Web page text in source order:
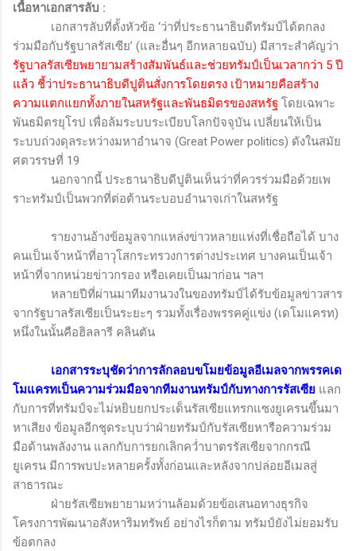
เนื้อหาเอกสารลับ :
เอกสารลับที่ตั้งหัวข้อ ‘ว่าที่ประธานาธิบดีทรัมป์ได้ตกลง
ร่วมมือกับรัฐบาลรัสเซีย’ (และอื่นๆ อีกหลายฉบับ) มีสาระสำคัญว่า
รัฐบาลรัสเซียพยายามสร้างสัมพันธ์และช่วยทรัมป์เป็นเวลากว่า 5 ปี
แล้ว ชี้ว่าประธานาธิบดีปูตินสั่งการโดยตรง เป้าหมายคือสร้าง
ความแตกแยกทั้งภายในสหรัฐและพันธมิตรของสหรัฐ โดยเฉพาะ
พันธมิตรยุโรป เพื่อล้มระบบระเบียบโลกปัจจุบัน เปลี่ยนให้เป็น
ระบบถ่วงดุลระหว่างมหาอำนาจ (Great Power politics) ดังในสมัย
ศตวรรษที่ 19
นอกจากนี้ ประธานาธิบดีปูตินเห็นว่าที่ควรร่วมมือด้วยเพ
ราะทรัมป์เป็นพวกที่ต่อต้านระบอบอำนาจเก่าในสหรัฐ
รายงานอ้างข้อมูลจากแหล่งข่าวหลายแห่งที่เชื่อถือได้ บาง
คนเป็นเจ้าหน้าที่อาวุโสกระทรวงการต่างประเทศ บางคนเป็นเจ้า
หน้าที่จากหน่วยข่าวกรอง หรือเคยเป็นมาก่อน ฯลฯ
หลายปีที่ผ่านมาทีมงานวงในของทรัมป์ได้รับข้อมูลข่าวสาร
จากรัฐบาลรัสเซียเป็นระยะๆ รวมทั้งเรื่องพรรคคู่แข่ง (เดโมแครท)
หนึ่งในนั้นคือฮิลลารี คลินตัน
เอกสารระบุชัดว่าการลักลอบขโมยข้อมูลอีเมลจากพรรคเด
โมแครทเป็นความร่วมมือจากทีมงานทรัมป์กับทางการรัสเซีย แลก
กับการที่ทรัมป์จะไม่หยิบยกประเด็นรัสเซียแทรกแซงยูเครนขึ้นมา
หาเสียง ข้อมูลอีกชุดระบุบว่าฝ่ายทรัมป์กับรัสเซียหารือความร่วม
มือด้านพลังงาน แลกกับการยกเลิกคว่ำบาตรรัสเซียจากกรณี
ยูเครน มีการพบปะหลายครั้งทั้งก่อนและหลังจากปล่อยอีเมลสู่
สาธารณะ
ฝ่ายรัสเซียพยายามหว่านล้อมด้วยข้อเสนอทางธุรกิจ
โครงการพัฒนาอสังหาริมทรัพย์ อย่างไรก็ตาม ทรัมป์ยังไม่ยอมรับ
ข้อตกลง